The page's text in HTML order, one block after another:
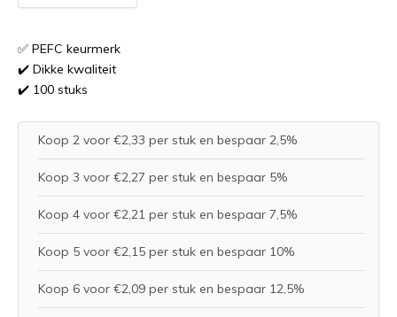
✅ PEFC keurmerk
✔️ Dikke kwaliteit
✔️ 100 stuks
Koop 2 voor €2,33 per stuk en bespaar 2,5%
Koop 3 voor €2,27 per stuk en bespaar 5%
Koop 4 voor €2,21 per stuk en bespaar 7,5%
Koop 5 voor €2,15 per stuk en bespaar 10%
Koop 6 voor €2,09 per stuk en bespaar 12,5%